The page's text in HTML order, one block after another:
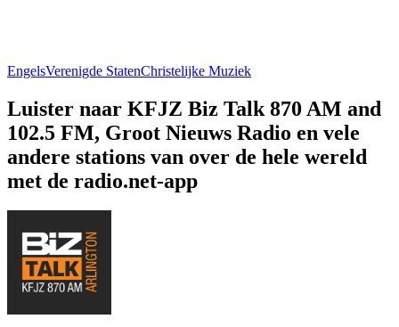
EngelsVerenigde StatenChristelijke Muziek
Luister naar KFJZ Biz Talk 870 AM and
102.5 FM, Groot Nieuws Radio en vele
andere stations van over de hele wereld
met de radio.net-app